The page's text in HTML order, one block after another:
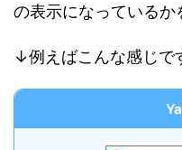
の表示になっているか
↓例えばこんな感じで